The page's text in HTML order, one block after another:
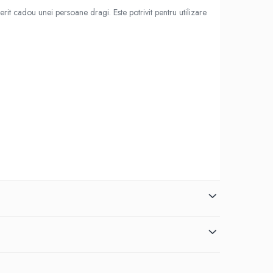
cadou unei persoane dragi. Este potrivit pentru utilizare
Produsele comercializate nu sunt asociate, afiliate